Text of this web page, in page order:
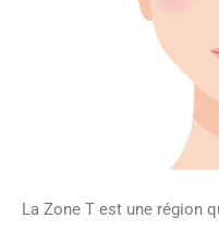
La Zone T est une région